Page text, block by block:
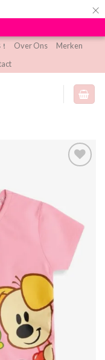
×
! Over Ons
Merken
aan
verlanglijst